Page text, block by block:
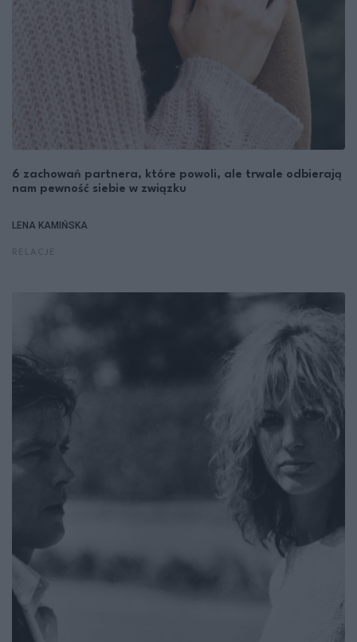
6 zachowań partnera, które powoli, ale trwale odbierają
nam pewność siebie w związku
LENA KAMIŃSKA